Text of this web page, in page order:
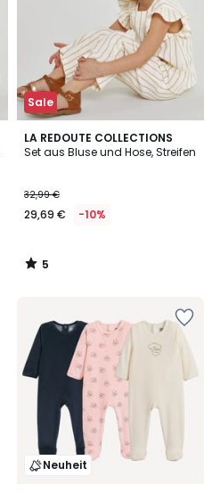
Sale
LA REDOUTE COLLECTIONS
Set aus Bluse und Hose, Streifen
32,99 €
29,69 € -10%
5
/
5
/
Neuheit